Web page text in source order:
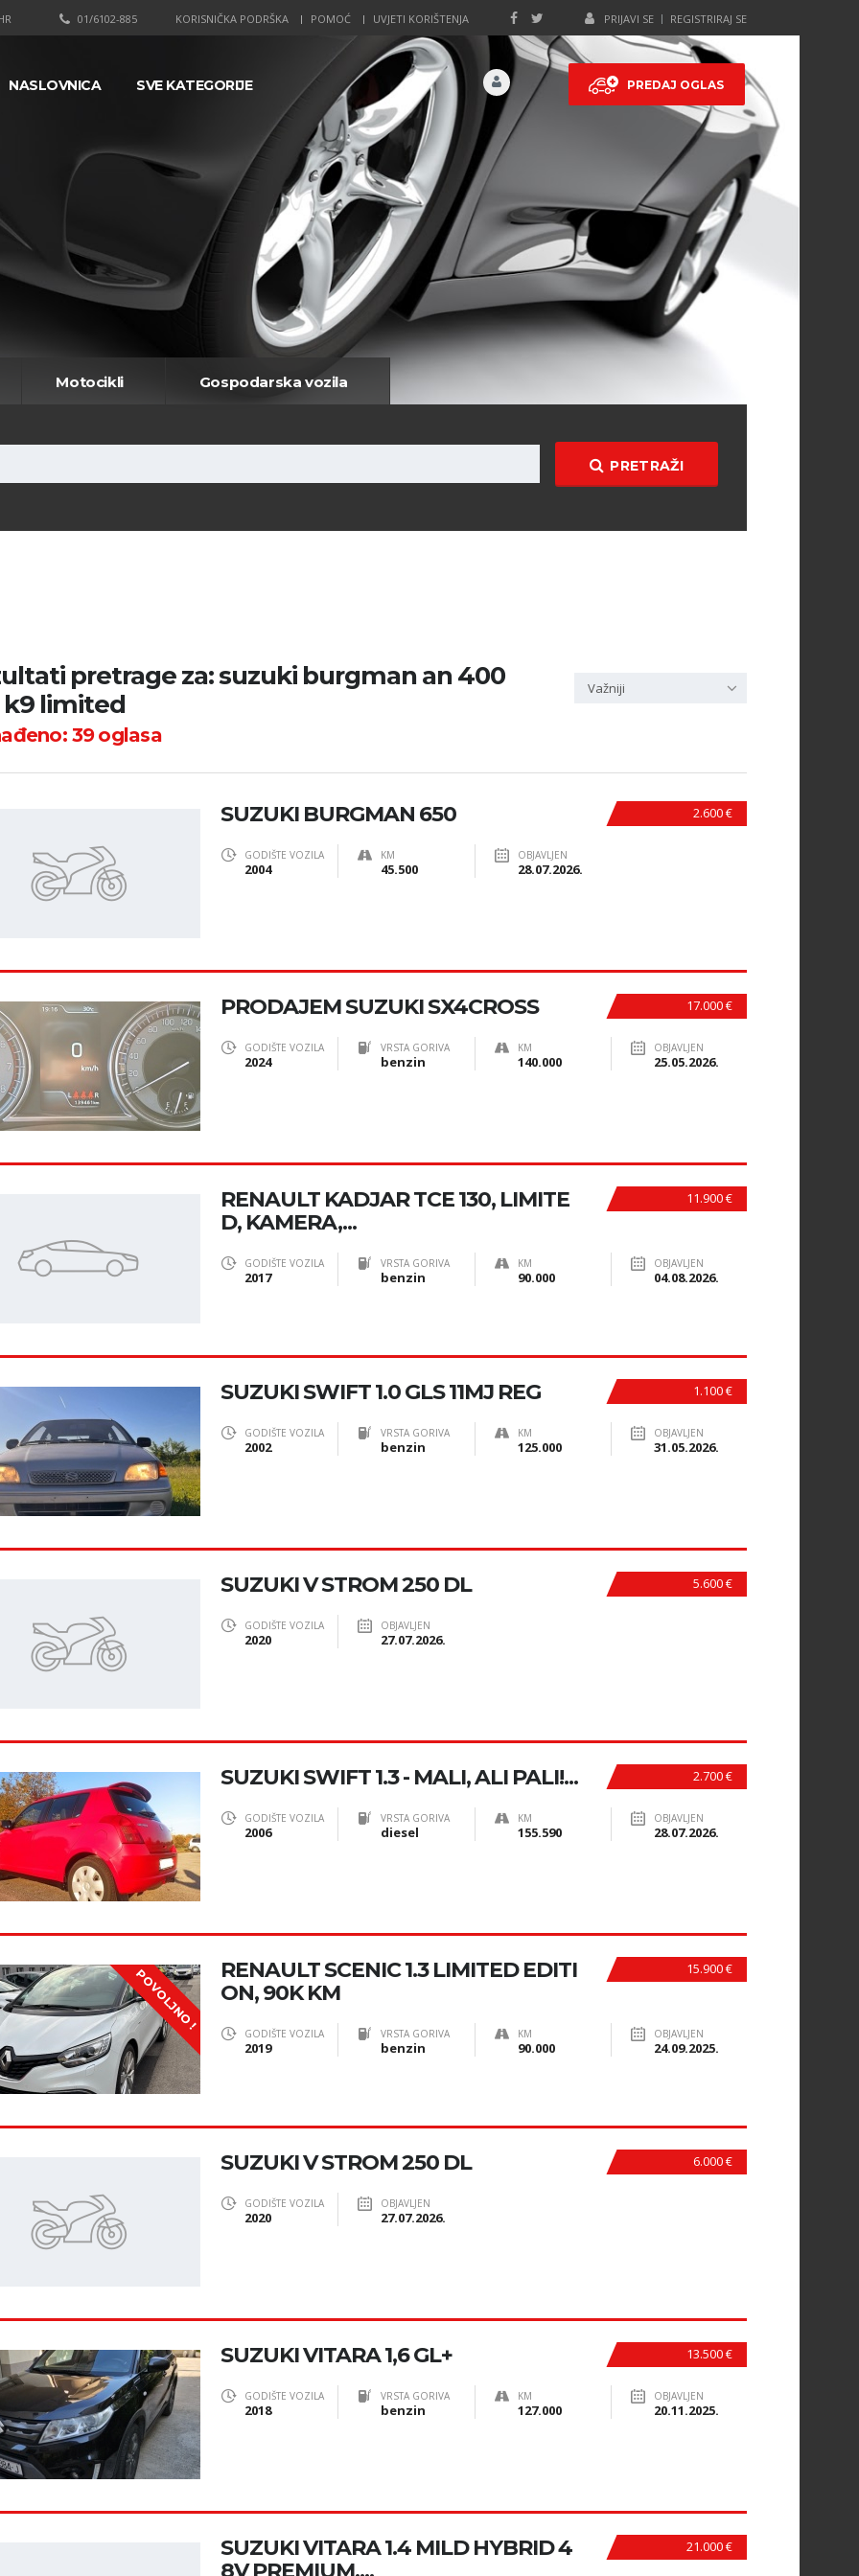
PRIJAVI SE REGISTRIRAJ SE
KORISNIČKA PODRŠKA POMOĆ UVJETI KORIŠTENJA
01/6102-885
PREDAJ OGLAS
NASLOVNICA SVE KATEGORIJE
Motocikli Gospodarska vozila
PRETRAŽI
pretrage za: suzuki burgman an 400
k9 limited
39oglasa
Važniji
2.600 €
SUZUKI BURGMAN 650
GODIŠTE VOZILA
2004
KM
45.500
OBJAVLJEN
28.07.2026.
17.000 €
PRODAJEM SUZUKI SX4CROSS
GODIŠTE VOZILA
2024
VRSTA GORIVA
benzin
KM
140.000
OBJAVLJEN
25.05.2026.
11.900 €
RENAULT KADJAR TCE 130, LIMITE
D, KAMERA,...
GODIŠTE VOZILA
2017
VRSTA GORIVA
benzin
KM
90.000
OBJAVLJEN
04.08.2026.
1.100 €
SUZUKI SWIFT 1.0 GLS 11MJ REG
GODIŠTE VOZILA
2002
VRSTA GORIVA
benzin
KM
125.000
OBJAVLJEN
31.05.2026.
5.600 €
SUZUKI V STROM 250 DL
GODIŠTE VOZILA
2020
OBJAVLJEN
27.07.2026.
2.700 €
SUZUKI SWIFT 1.3 - MALI, ALI PALI!...
GODIŠTE VOZILA
2006
VRSTA GORIVA
diesel
KM
155.590
OBJAVLJEN
28.07.2026.
POVOLJNO ! 15.900 €
RENAULT SCENIC 1.3 LIMITED EDITI
ON, 90K KM
GODIŠTE VOZILA
2019
VRSTA GORIVA
benzin
KM
90.000
OBJAVLJEN
24.09.2025.
6.000 €
SUZUKI V STROM 250 DL
GODIŠTE VOZILA
2020
OBJAVLJEN
27.07.2026.
13.500 €
SUZUKI VITARA 1,6 GL+
GODIŠTE VOZILA
2018
VRSTA GORIVA
benzin
KM
127.000
OBJAVLJEN
20.11.2025.
21.000 €
SUZUKI VITARA 1.4 MILD HYBRID 4
8V PREMIUM,...